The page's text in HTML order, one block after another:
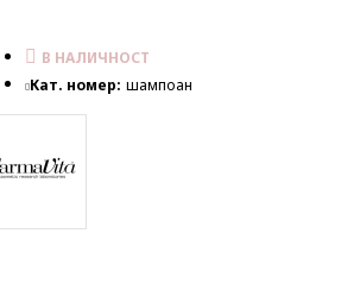
В НАЛИЧНОСТ
Кат. номер: шампоан